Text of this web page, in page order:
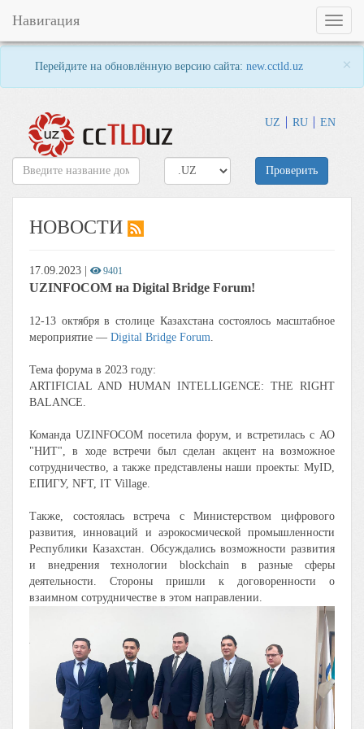
Перейдите на обновлённую версию сайта: new.cctld.uz ×
UZ RU EN
Toggle
Навигация
Проверить
НОВОСТИ
17.09.2023 9401
UZINFOCOM на Digital Bridge Forum!
12-13 октября в столице Казахстана состоялось масштабное
мероприятие — Digital Bridge Forum.
Тема форума в 2023 году:
ARTIFICIAL AND HUMAN INTELLIGENCE: THE RIGHT
BALANCE.
Команда UZINFOCOM посетила форум, и встретилась с АО
"НИТ", в ходе встречи был сделан акцент на возможное
сотрудничество, а также представлены наши проекты: MyID,
ЕПИГУ, NFT, IT Village.
Также, состоялась встреча с Министерством цифрового
развития, инноваций и аэрокосмической промышленности
Республики Казахстан. Обсуждались возможности развития
и внедрения технологии blockchain в разные сферы
деятельности. Стороны пришли к договоренности о
взаимном сотрудничестве в этом направлении.